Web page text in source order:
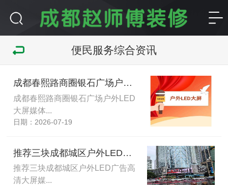
便民服务综合资讯
成都春熙路商圈银石广场户外LED大屏媒体推荐
成都春熙路商圈银石广场户外LED
大屏媒体...
日期：2026-07-19
推荐三块成都城区户外LED广告高清大屏媒体资源
推荐三块成都城区户外LED广告高
清大屏媒...